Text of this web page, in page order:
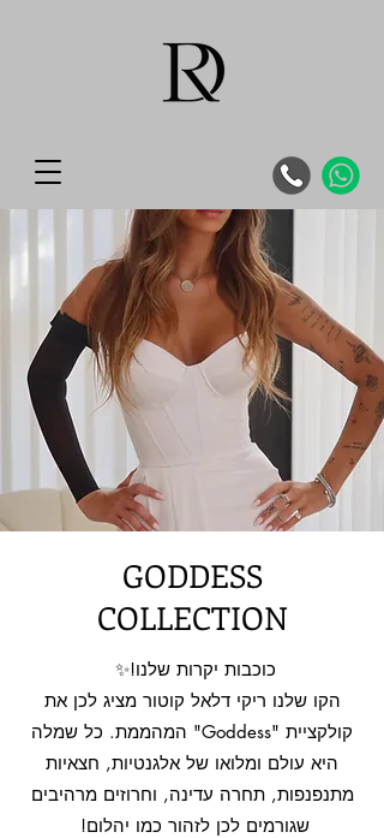
GODDESS
COLLECTION
כוכבות יקרות שלנו!✨
הקו שלנו ריקי דלאל קוטור מציג לכן את
קולקציית "Goddess" המהממת. כל שמלה
היא עולם ומלואו של אלגנטיות, חצאיות
מתנפנפות, תחרה עדינה, וחרוזים מרהיבים
שגורמים לכן לזהור כמו יהלום!